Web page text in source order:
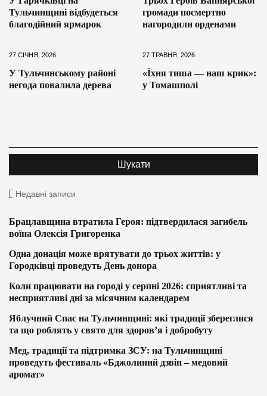
Тульчинщині відбудеться
благодійний ярмарок
громади посмертно
нагородили орденами
27 СІЧНЯ, 2026
У Тульчинському районі
негода повалила дерева
27 ТРАВНЯ, 2026
«Їхня тиша — наш крик»:
у Томашполі
Недавні записи
Брацлавщина втратила Героя: підтвердилася загибель
воїна Олексія Григоренка
Одна донація може врятувати до трьох життів: у
Городківці проведуть День донора
Коли працювати на городі у серпні 2026: сприятливі та
несприятливі дні за місячним календарем
Яблучний Спас на Тульчинщині: які традиції збереглися
та що роблять у свято для здоров’я і добробуту
Мед, традиції та підтримка ЗСУ: на Тульчинщині
проведуть фестиваль «Бджолиний дзвін – медовий
аромат»